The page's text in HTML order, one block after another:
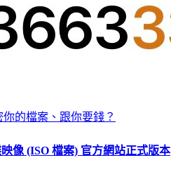
的檔案、跟你要錢？
像 (ISO 檔案) 官方網站正式版本